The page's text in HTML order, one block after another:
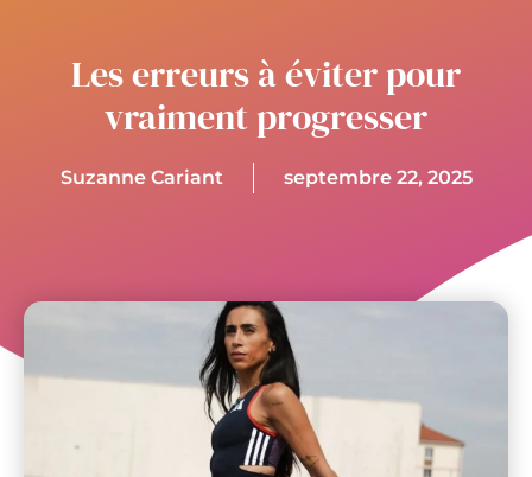
Les erreurs à éviter pour
vraiment progresser
Suzanne Cariant septembre 22, 2025